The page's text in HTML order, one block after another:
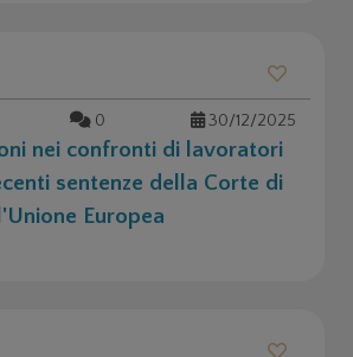
0 30/12/2025
nei confronti di lavoratori
sentenze della Corte di
Europea